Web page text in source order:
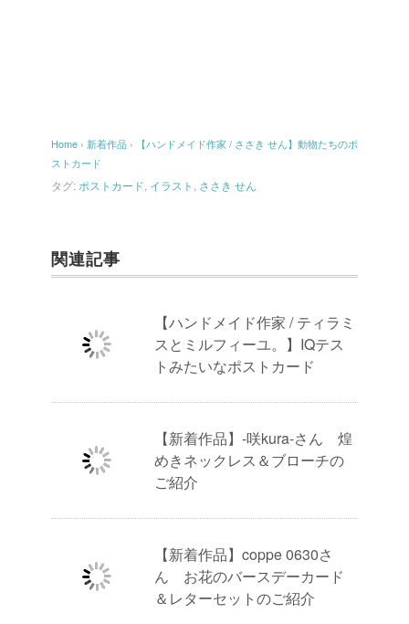
Home › 新着作品 ›
【ハンドメイド作家 / ささき せん】動物たちのポ
ストカード
タグ: ポストカード イラスト ささき せん
関連記事
【ハンドメイド作家 / ティラミ
スとミルフィーユ。】IQテス
トみたいなポストカード
【新着作品】-咲kura-さん 煌
めきネックレス＆ブローチの
ご紹介
【新着作品】coppe 0630さ
ん お花のバースデーカード
＆レターセットのご紹介